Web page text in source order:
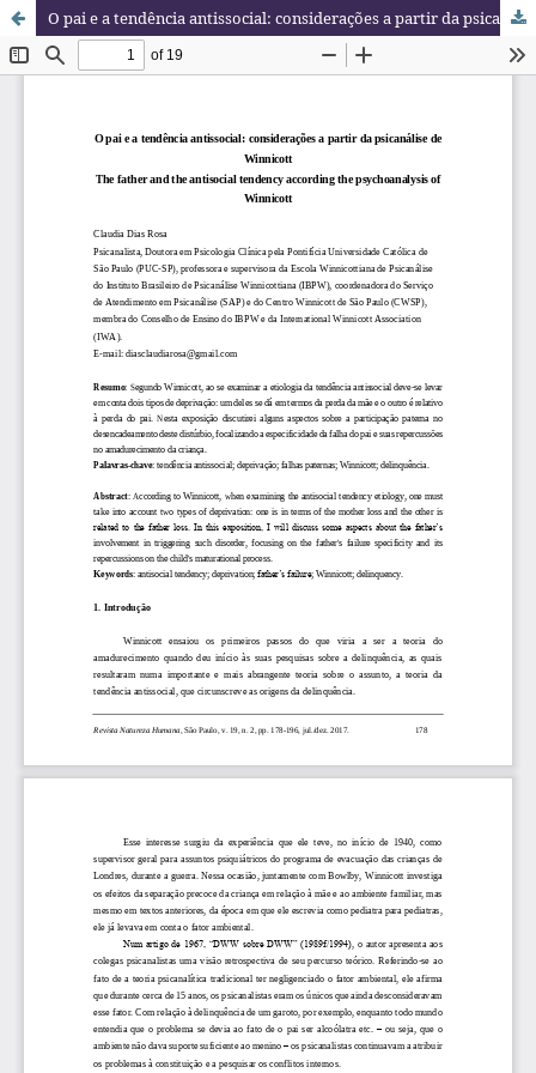
O pai e a tendência antissocial: considerações a partir da psicanálise de Winnicott